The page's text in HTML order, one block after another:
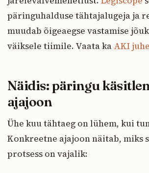
päringuhalduse tähtajalugeja ja
muudab õigeaegse vastamise
väiksele tiimile. Vaata ka AKI
Näidis: päringu
ajajoon
Ühe kuu tähtaeg on lühem, kui
Konkreetne ajajoon näitab, miks
protsess on vajalik: